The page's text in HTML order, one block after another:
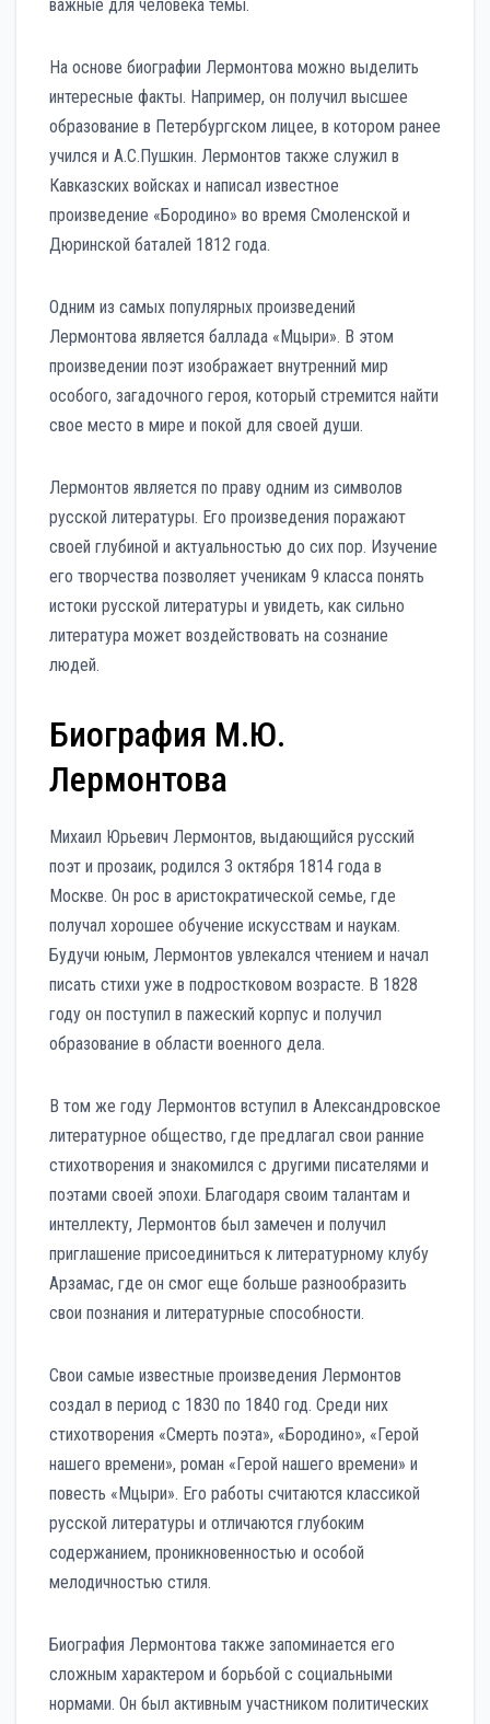
важные для человека темы.
На основе биографии Лермонтова можно выделить
интересные факты. Например, он получил высшее
образование в Петербургском лицее, в котором ранее
учился и А.С.Пушкин. Лермонтов также служил в
Кавказских войсках и написал известное
произведение «Бородино» во время Смоленской и
Дюринской баталей 1812 года.
Одним из самых популярных произведений
Лермонтова является баллада «Мцыри». В этом
произведении поэт изображает внутренний мир
особого, загадочного героя, который стремится найти
свое место в мире и покой для своей души.
Лермонтов является по праву одним из символов
русской литературы. Его произведения поражают
своей глубиной и актуальностью до сих пор. Изучение
его творчества позволяет ученикам 9 класса понять
истоки русской литературы и увидеть, как сильно
литература может воздействовать на сознание
людей.
Биография М.Ю.
Лермонтова
Михаил Юрьевич Лермонтов, выдающийся русский
поэт и прозаик, родился 3 октября 1814 года в
Москве. Он рос в аристократической семье, где
получал хорошее обучение искусствам и наукам.
Будучи юным, Лермонтов увлекался чтением и начал
писать стихи уже в подростковом возрасте. В 1828
году он поступил в пажеский корпус и получил
образование в области военного дела.
В том же году Лермонтов вступил в Александровское
литературное общество, где предлагал свои ранние
стихотворения и знакомился с другими писателями и
поэтами своей эпохи. Благодаря своим талантам и
интеллекту, Лермонтов был замечен и получил
приглашение присоединиться к литературному клубу
Арзамас, где он смог еще больше разнообразить
свои познания и литературные способности.
Свои самые известные произведения Лермонтов
создал в период с 1830 по 1840 год. Среди них
стихотворения «Смерть поэта», «Бородино», «Герой
нашего времени», роман «Герой нашего времени» и
повесть «Мцыри». Его работы считаются классикой
русской литературы и отличаются глубоким
содержанием, проникновенностью и особой
мелодичностью стиля.
Биография Лермонтова также запоминается его
сложным характером и борьбой с социальными
нормами. Он был активным участником политических